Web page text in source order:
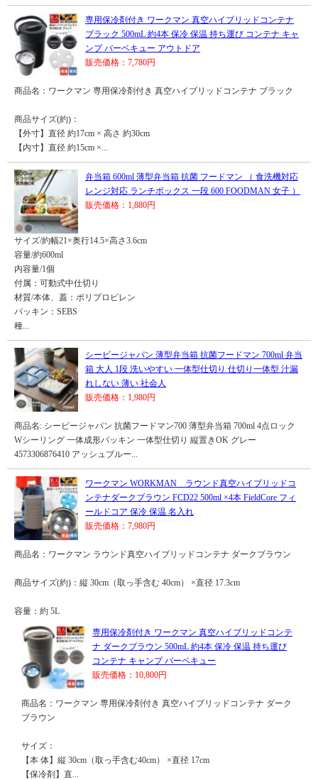
専用保冷剤付き ワークマン 真空ハイブリッドコンテナ
ブラック 500mL 約4本 保冷 保温 持ち運び コンテナ キャ
ンプ バーベキュー アウトドア
販売価格：7,780円
商品名：ワークマン 専用保冷剤付き 真空ハイブリッドコンテナ ブラック
商品サイズ(約)：
【外寸】直径 約17cm × 高さ 約30cm
【内寸】直径 約15cm ×...
弁当箱 600ml 薄型弁当箱 抗菌 フードマン （ 食洗機対応
レンジ対応 ランチボックス 一段 600 FOODMAN 女子 ）
販売価格：1,880円
サイズ/約幅21×奥行14.5×高さ3.6cm
容量/約600ml
内容量/1個
付属：可動式中仕切り
材質/本体、蓋：ポリプロピレン
パッキン：SEBS
種...
シービージャパン 薄型弁当箱 抗菌フードマン 700ml 弁当
箱 大人 1段 洗いやすい 一体型仕切り 仕切り一体型 汁漏
れしない 薄い 社会人
販売価格：1,980円
商品名: シービージャパン 抗菌フードマン700 薄型弁当箱 700ml 4点ロック
Wシーリング 一体成形パッキン 一体型仕切り 縦置きOK グレー
4573306876410 アッシュブルー...
ワークマン WORKMAN ラウンド真空ハイブリッドコ
ンテナダークブラウン FCD22 500ml ×4本 FieldCore フィ
ールドコア 保冷 保温 名入れ
販売価格：7,980円
商品名：ワークマン ラウンド真空ハイブリッドコンテナ ダークブラウン
商品サイズ(約)：縦 30cm（取っ手含む 40cm） ×直径 17.3cm
容量：約 5L
専用保冷剤付き ワークマン 真空ハイブリッドコンテ
ナ ダークブラウン 500mL 約4本 保冷 保温 持ち運び
コンテナ キャンプ バーベキュー
販売価格：10,800円
商品名：ワークマン 専用保冷剤付き 真空ハイブリッドコンテナ ダーク
ブラウン
サイズ：
【本 体】縦 30cm（取っ手含む40cm） ×直径 17cm
【保冷剤】直...